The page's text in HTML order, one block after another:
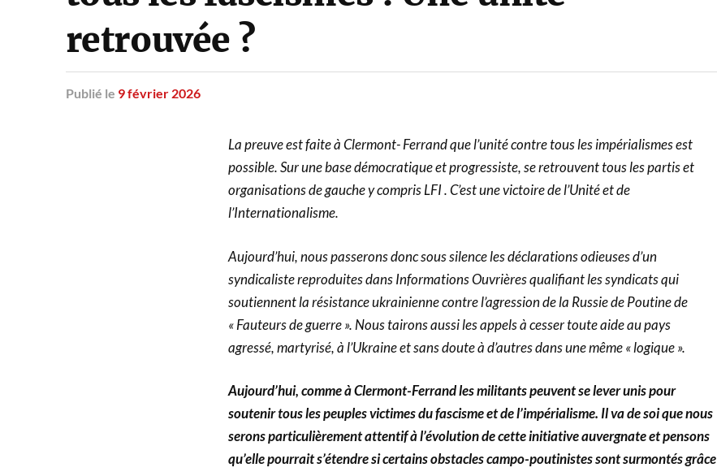
retrouvée ?
Publié le 9 février 2026
La preuve est faite à Clermont- Ferrand que l’unité contre tous les impérialismes est
possible. Sur une base démocratique et progressiste, se retrouvent tous les partis et
organisations de gauche y compris LFI . C’est une victoire de l’Unité et de
l’Internationalisme.
Aujourd’hui, nous passerons donc sous silence les déclarations odieuses d’un
syndicaliste reproduites dans Informations Ouvrières qualifiant les syndicats qui
soutiennent la résistance ukrainienne contre l’agression de la Russie de Poutine de
« Fauteurs de guerre ». Nous tairons aussi les appels à cesser toute aide au pays
agressé, martyrisé, à l’Ukraine et sans doute à d’autres dans une même « logique ».
Aujourd’hui, comme à Clermont-Ferrand les militants peuvent se lever unis pour
soutenir tous les peuples victimes du fascisme et de l’impérialisme. Il va de soi que nous
serons particulièrement attentif à l’évolution de cette initiative auvergnate et pensons
qu’elle pourrait s’étendre si certains obstacles campo-poutinistes sont surmontés grâce